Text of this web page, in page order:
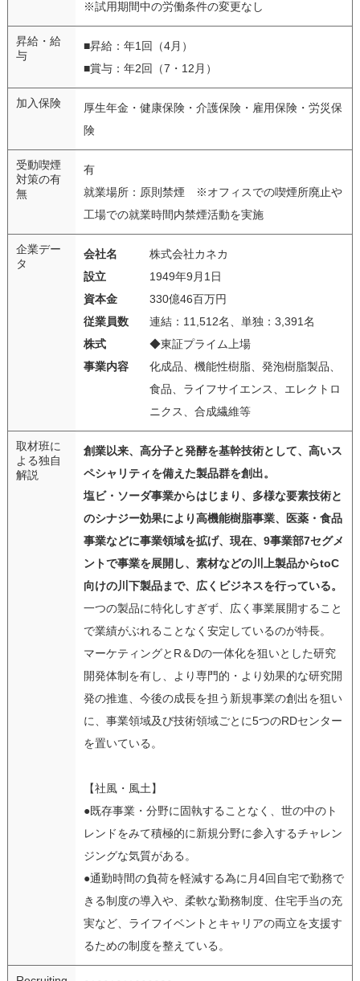
※試用期間中の労働条件の変更なし
昇給・給
与
■昇給：年1回（4月）
■賞与：年2回（7・12月）
加入保険
厚生年金・健康保険・介護保険・雇用保険・労災保
険
受動喫煙
対策の有
無
有
就業場所：原則禁煙 ※オフィスでの喫煙所廃止や
工場での就業時間内禁煙活動を実施
企業デー
タ
会社名
株式会社カネカ
設立
1949年9月1日
資本金
330億46百万円
従業員数
連結：11,512名、単独：3,391名
株式
◆東証プライム上場
事業内容
化成品、機能性樹脂、発泡樹脂製品、
食品、ライフサイエンス、エレクトロ
ニクス、合成繊維等
取材班に
よる独自
解説
創業以来、高分子と発酵を基幹技術として、高いス
ペシャリティを備えた製品群を創出。
塩ビ・ソーダ事業からはじまり、多様な要素技術と
のシナジー効果により高機能樹脂事業、医薬・食品
事業などに事業領域を拡げ、現在、9事業部7セグメ
ントで事業を展開し、素材などの川上製品からtoC
向けの川下製品まで、広くビジネスを行っている。
一つの製品に特化しすぎず、広く事業展開すること
で業績がぶれることなく安定しているのが特長。
マーケティングとR＆Dの一体化を狙いとした研究
開発体制を有し、より専門的・より効果的な研究開
発の推進、今後の成長を担う新規事業の創出を狙い
に、事業領域及び技術領域ごとに5つのRDセンター
を置いている。
【社風・風土】
●既存事業・分野に固執することなく、世の中のト
レンドをみて積極的に新規分野に参入するチャレン
ジングな気質がある。
●通勤時間の負荷を軽減する為に月4回自宅で勤務で
きる制度の導入や、柔軟な勤務制度、住宅手当の充
実など、ライフイベントとキャリアの両立を支援す
るための制度を整えている。